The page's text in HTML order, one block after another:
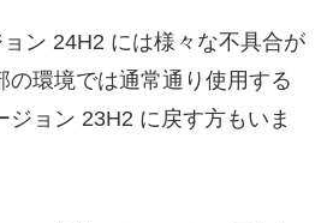
ン 24H2 には様々な不具合が
の環境では通常通り使用する
ジョン 23H2 に戻す方もいま